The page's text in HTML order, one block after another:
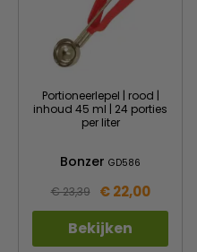
Portioneerlepel | rood |
inhoud 45 ml | 24 porties
per liter
Bonzer GD586
€ 23,39 € 22,00
Bekijken